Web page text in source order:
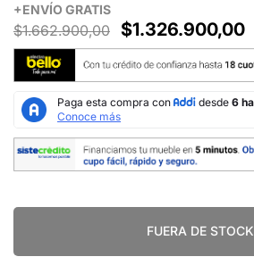
+ENVÍO GRATIS
$1.662.900,00 $1.326.900,00
FUERA DE STOCK